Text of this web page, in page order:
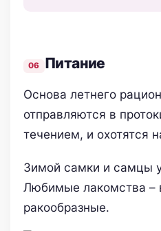
Питание
Основа летнего
отправляются в
течением, и охотятся
Зимой самки и самцы
Любимые лакомства –
ракообразные.